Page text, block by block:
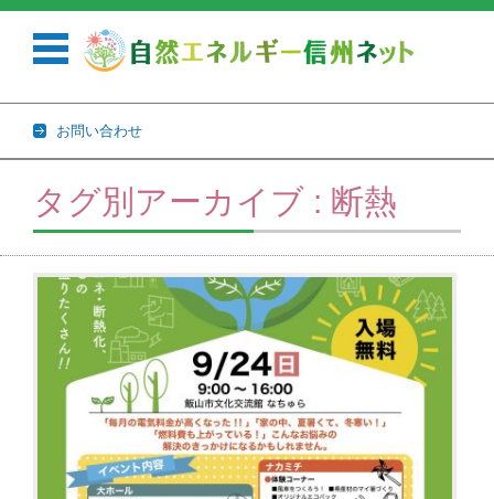
お問い合わせ
コンテンツに移動
タグ別アーカイブ : 断熱